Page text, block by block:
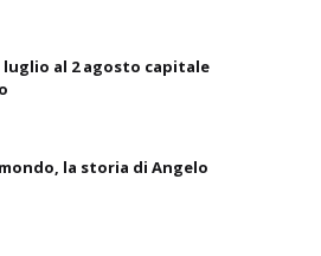
luglio al 2 agosto capitale
la storia di Angelo